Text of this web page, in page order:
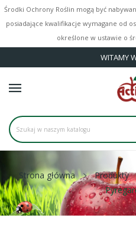
Środki Ochrony Roślin mogą być
posiadające kwalifikacje wymagane od
określone w ustawie o
WITAMY
Strona główna Produkty